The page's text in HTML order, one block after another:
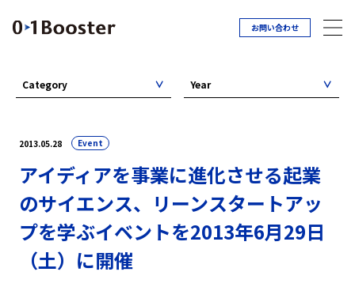
お問い合わせ
2013.05.28 Event
アイディアを事業に進化させる起業
のサイエンス、リーンスタートアッ
プを学ぶイベントを2013年6月29日
（土）に開催
Category Year